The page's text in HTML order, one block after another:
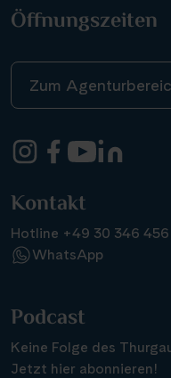
Öffnungszeiten
Zum
Kontakt
Hotline +49 30 346
WhatsApp
Podcast
Keine Folge des
Jetzt hier abonnieren!